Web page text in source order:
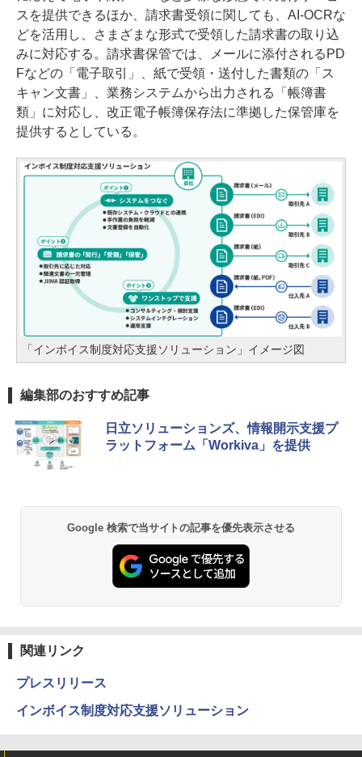
スを提供できるほか、請求書受領に関しても、AI-OCRな
どを活用し、さまざまな形式で受領した請求書の取り込
みに対応する。請求書保管では、メールに添付されるPD
Fなどの「電子取引」、紙で受領・送付した書類の「ス
キャン文書」、業務システムから出力される「帳簿書
類」に対応し、改正電子帳簿保存法に準拠した保管庫を
提供するとしている。
「インボイス制度対応支援ソリューション」イメージ図
編集部のおすすめ記事
日立ソリューションズ、情報開示支援プ
ラットフォーム「Workiva」を提供
Google 検索で当サイトの記事を優先表示させる
関連リンク
プレスリリース
インボイス制度対応支援ソリューション